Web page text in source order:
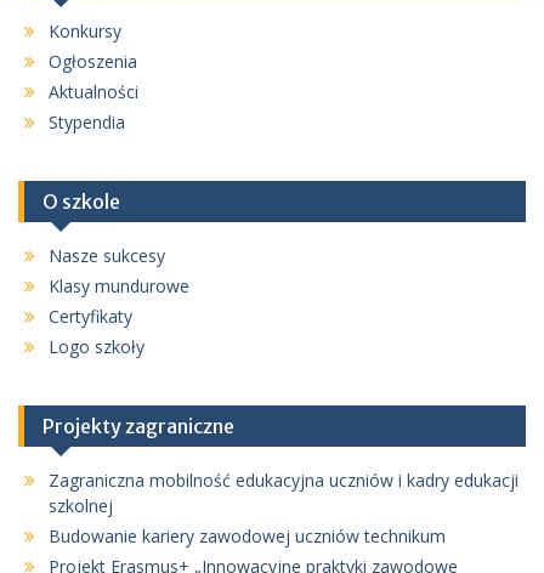
Konkursy
Ogłoszenia
Aktualności
Stypendia
O szkole
Nasze sukcesy
Klasy mundurowe
Certyfikaty
Logo szkoły
Projekty zagraniczne
Zagraniczna mobilność edukacyjna uczniów i kadry edukacji
szkolnej
Budowanie kariery zawodowej uczniów technikum
Projekt Erasmus+ „Innowacyjne praktyki zawodowe